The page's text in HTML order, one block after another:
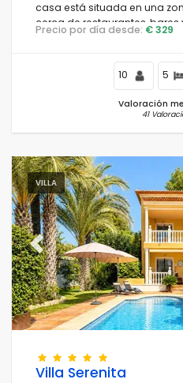
casa está situada en una
cerca de restaurantes,
metros de la playa de Cala
Precio por día desde: € 329
10 5
Valoración
41
VILLA
Previous
Villa Serenita